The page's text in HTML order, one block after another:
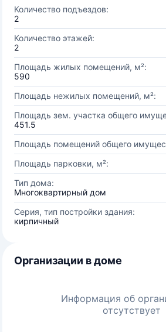
Количество подъездов:
2
Количество этажей:
2
Площадь жилых помещений, м²:
590
Площадь нежилых помещений, м²:
Площадь зем. участка общего
451.5
Площадь помещений общего
Площадь парковки, м²:
Тип дома:
Многоквартирный дом
Серия, тип постройки здания:
кирпичный
Организации в доме
Информация об
отсутствует